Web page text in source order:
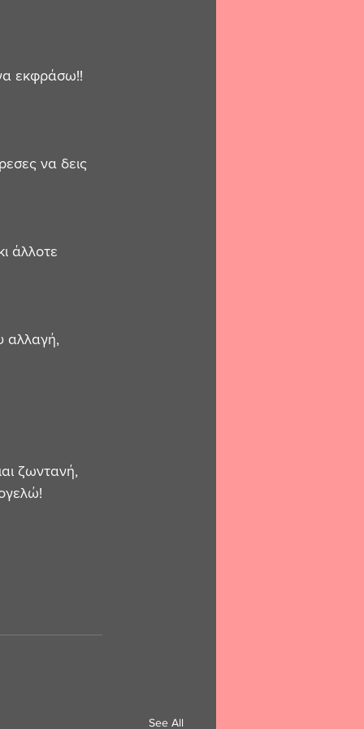
εκφράσω!!
να δεις
άλλοτε
αλλαγή,
ζωντανή,
See All